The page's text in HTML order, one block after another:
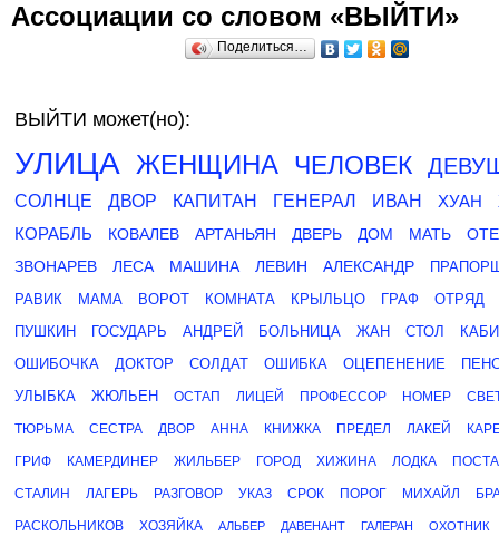
Ассоциации со словом «ВЫЙТИ»
Поделиться…
ВЫЙТИ может(но):
УЛИЦА ЖЕНЩИНА ЧЕЛОВЕК
СОЛНЦЕ ДВОР КАПИТАН ГЕНЕРАЛ ИВАН ХУАН
КОРАБЛЬ
КОВАЛЕВ АРТАНЬЯН ДВЕРЬ ДОМ МАТЬ
ЗВОНАРЕВ
ЛЕСА МАШИНА ЛЕВИН АЛЕКСАНДР
РАВИК
МАМА ВОРОТ КОМНАТА КРЫЛЬЦО ГРАФ
ОТРЯД
ПУШКИН
ГОСУДАРЬ АНДРЕЙ БОЛЬНИЦА ЖАН СТОЛ
ОШИБОЧКА
ДОКТОР СОЛДАТ ОШИБКА ОЦЕПЕНЕНИЕ
УЛЫБКА
ЖЮЛЬЕН ОСТАП ЛИЦЕЙ ПРОФЕССОР НОМЕР
ТЮРЬМА СЕСТРА ДВОР АННА КНИЖКА ПРЕДЕЛ ЛАКЕЙ
ГРИФ КАМЕРДИНЕР ЖИЛЬБЕР ГОРОД ХИЖИНА ЛОДКА
СТАЛИН ЛАГЕРЬ РАЗГОВОР УКАЗ СРОК ПОРОГ МИХАЙЛ
РАСКОЛЬНИКОВ ХОЗЯЙКА АЛЬБЕР ДАВЕНАНТ ГАЛЕРАН ОХОТНИК